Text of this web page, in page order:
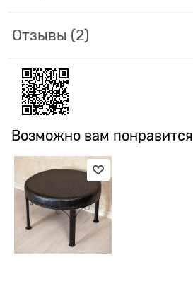
Отзывы (2)
Возможно вам понравится